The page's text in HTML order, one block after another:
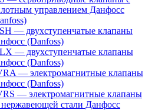
управлением Данфосс
— двухступенчатые клапаны
(Danfoss)
— двухступенчатые клапаны
(Danfoss)
— электромагнитные клапаны
(Danfoss)
— электромагнитные клапаны
нержавеющей стали Данфосс